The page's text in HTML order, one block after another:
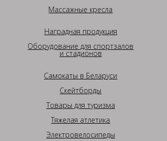
Массажные кресла
Наградная продукция
Оборудование для спортзалов
и стадионов
Самокаты в Беларуси
Скейтборды
Товары для туризма
Тяжелая атлетика
Электровелосипеды